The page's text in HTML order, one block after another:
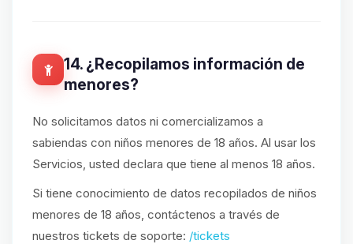
14. ¿Recopilamos información de
menores?
No solicitamos datos ni comercializamos a
sabiendas con niños menores de 18 años. Al usar los
Servicios, usted declara que tiene al menos 18 años.
Si tiene conocimiento de datos recopilados de niños
menores de 18 años, contáctenos a través de
nuestros tickets de soporte: /tickets